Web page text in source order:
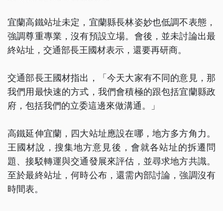
宜蘭高鐵站址未定，宜蘭縣長林姿妙也低調不表態，
強調尊重專業，沒有預設立場。會後，並未討論出最
終站址，交通部長王國材表示，還要再研商。
交通部長王國材指出，「今天大家有不同的意見，那
我們用最快速的方式，我們會積極的跟包括宜蘭縣政
府，包括我們的立委這邊來做溝通。」
高鐵延伸宜蘭，四大站址應設在哪，地方多方角力。
王國材說，搜集地方意見後，會就各站址的拆遷問
題、接駁轉運與交通發展來評估，並尋求地方共識。
至於最終站址，何時公布，還需內部討論，強調沒有
時間表。